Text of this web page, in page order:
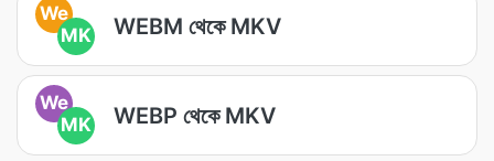
We
MK
WEBM থেকে MKV
We
MK
WEBP থেকে MKV